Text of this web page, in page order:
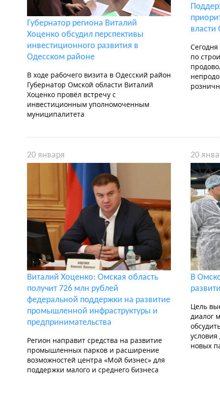
Губернатор региона Виталий
Хоценко обсудил перспективы
инвестиционного развития в
Одесском районе
В ходе рабочего визита в Одесский район
Губернатор Омской области Виталий
Хоценко провёл встречу с
инвестиционным уполномоченным
муниципалитета
власти
по
20 января
Виталий Хоценко: Омская область
получит 726 млн рублей
федеральной поддержки на развитие
промышленной инфраструктуры и
предпринимательства
Регион направит средства на развитие
промышленных парков и расширение
возможностей центра «Мой бизнес» для
поддержки малого и среднего бизнеса
20
В
Цель
диалог
новых